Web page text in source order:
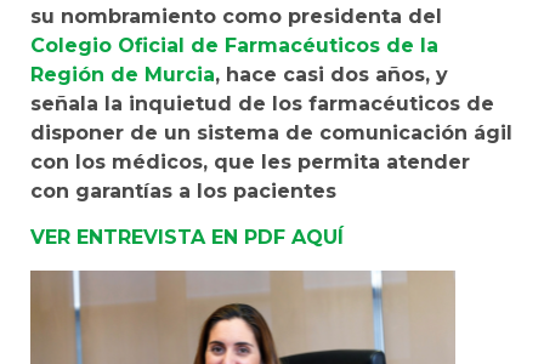
su nombramiento como presidenta del
Colegio Oficial de Farmacéuticos de la
Región de Murcia, hace casi dos años, y
señala la inquietud de los farmacéuticos de
disponer de un sistema de comunicación ágil
con los médicos, que les permita atender
con garantías a los pacientes
VER ENTREVISTA EN PDF AQUÍ